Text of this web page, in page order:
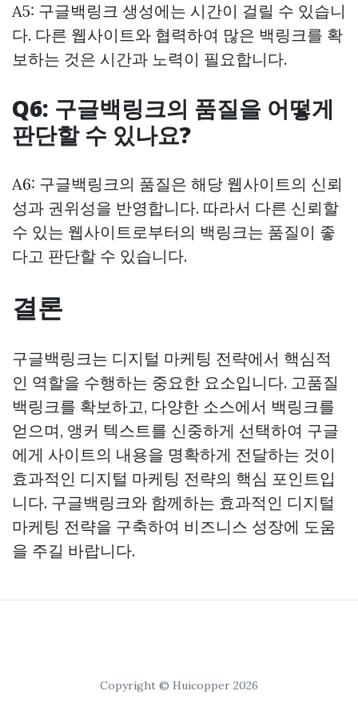
A5: 구글백링크 생성에는 시간이 걸릴 수 있습니
다. 다른 웹사이트와 협력하여 많은 백링크를 확
보하는 것은 시간과 노력이 필요합니다.
Q6: 구글백링크의 품질을 어떻게
판단할 수 있나요?
A6: 구글백링크의 품질은 해당 웹사이트의 신뢰
성과 권위성을 반영합니다. 따라서 다른 신뢰할
수 있는 웹사이트로부터의 백링크는 품질이 좋
다고 판단할 수 있습니다.
결론
구글백링크는 디지털 마케팅 전략에서 핵심적
인 역할을 수행하는 중요한 요소입니다. 고품질
백링크를 확보하고, 다양한 소스에서 백링크를
얻으며, 앵커 텍스트를 신중하게 선택하여 구글
에게 사이트의 내용을 명확하게 전달하는 것이
효과적인 디지털 마케팅 전략의 핵심 포인트입
니다. 구글백링크와 함께하는 효과적인 디지털
마케팅 전략을 구축하여 비즈니스 성장에 도움
을 주길 바랍니다.
Copyright © Huicopper 2026